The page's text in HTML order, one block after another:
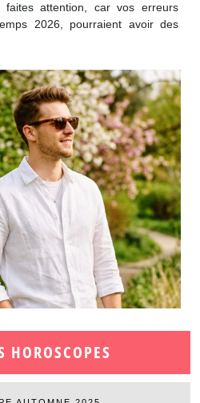
HOROSCOPES
faites attention, car vos erreurs
2026, pourraient avoir des